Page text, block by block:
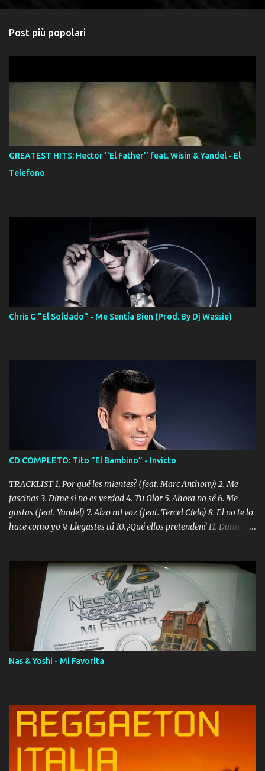
Post più popolari
GREATEST HITS: Hector ''El Father'' feat. Wisin & Yandel - El
Telefono
Chris G "El Soldado" - Me Sentía Bien (Prod. By Dj Wassie)
CD COMPLETO: Tito ”El Bambino” - Invicto
TRACKLIST 1. Por qué les mientes? (feat. Marc Anthony) 2. Me
fascinas 3. Dime si no es verdad 4. Tu Olor 5. Ahora no sé 6. Me
gustas (feat. Yandel) 7. Alzo mi voz (feat. Tercel Cielo) 8. El no te lo
hace como yo 9. Llegastes tú 10. ¿Qué ellos pretenden? 11. Dame la
Digital Booklet – Invicto ----------------------------- Nota:
Album proposto al massimo della qualità in formato iTunes Plus
AAC M4A; comprato su iTunes e a disposizione vostra per il
download. REGGAETON ITALIA Nosotros Somos Los Del
Momento!
Nas & Yoshi - Mi Favorita